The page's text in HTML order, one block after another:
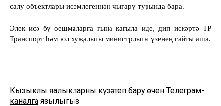
салу объектлары исемлегеннән чыгару турында бара.
Элек исә бу оешмаларга гына кагыла иде, дип искәртә ТР
Транспорт һәм юл хуҗалыгы министрлыгы үзенең сайты аша.
Кызыклы яңалыкларны күзәтеп бару өчен Телеграм-
каналга язылыгыз